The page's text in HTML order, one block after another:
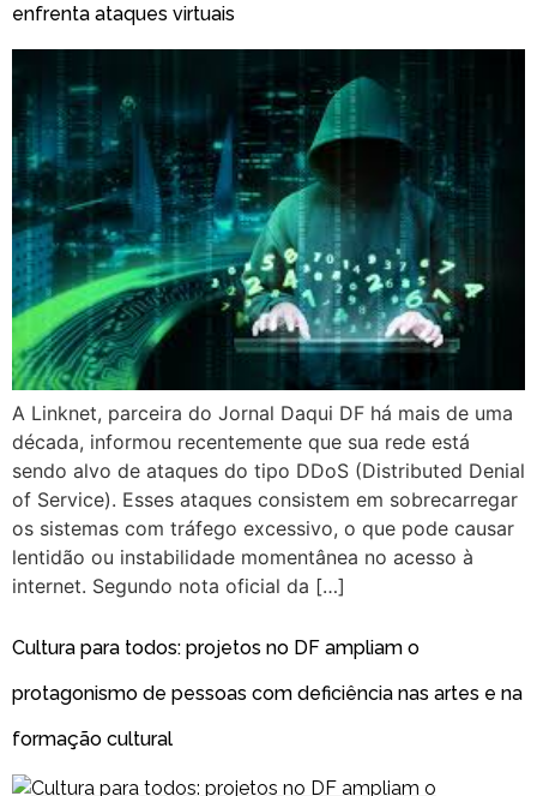
enfrenta ataques virtuais
A Linknet, parceira do Jornal Daqui DF há mais de uma
década, informou recentemente que sua rede está
sendo alvo de ataques do tipo DDoS (Distributed Denial
of Service). Esses ataques consistem em sobrecarregar
os sistemas com tráfego excessivo, o que pode causar
lentidão ou instabilidade momentânea no acesso à
internet. Segundo nota oficial da […]
Cultura para todos: projetos no DF ampliam o
protagonismo de pessoas com deficiência nas artes e na
formação cultural